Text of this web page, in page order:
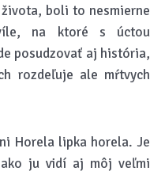
boli to nesmierne
na ktoré s úctou
posudzovať aj história,
rozdeľuje ale mŕtvych
Horela lipka horela. Je
ju vidí aj môj veľmi